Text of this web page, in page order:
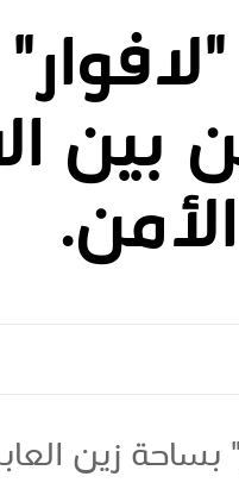
بين
بساحة زين